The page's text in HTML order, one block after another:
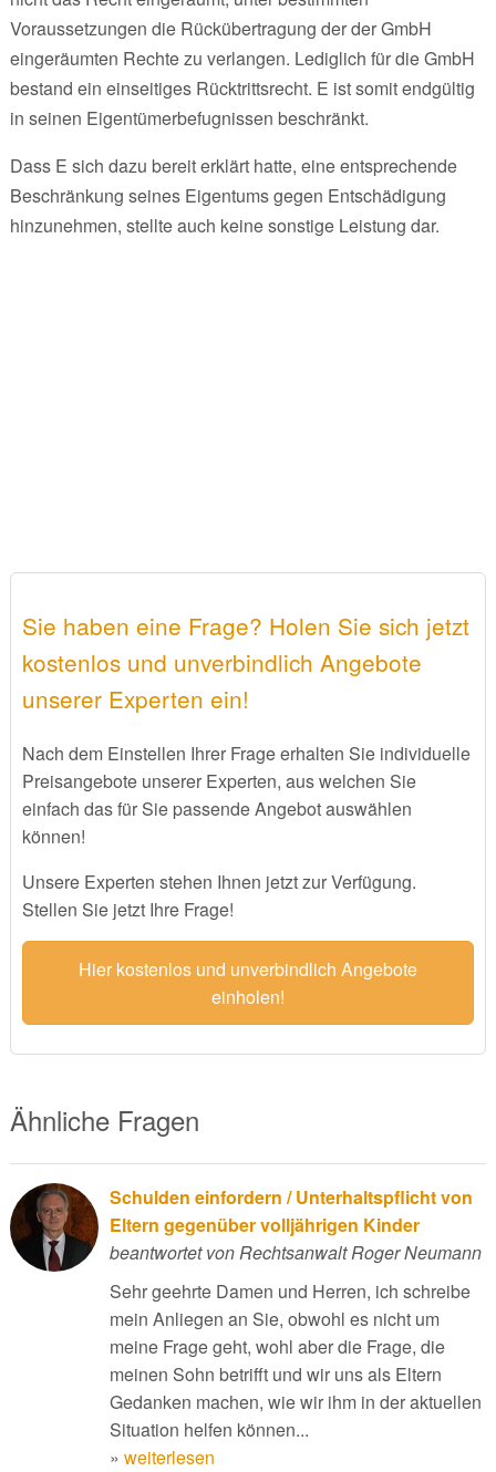
Voraussetzungen die Rückübertragung der der GmbH
eingeräumten Rechte zu verlangen. Lediglich für die GmbH
bestand ein einseitiges Rücktrittsrecht. E ist somit endgültig
in seinen Eigentümerbefugnissen beschränkt.
Dass E sich dazu bereit erklärt hatte, eine entsprechende
Beschränkung seines Eigentums gegen Entschädigung
hinzunehmen, stellte auch keine sonstige Leistung dar.
Sie haben eine Frage? Holen Sie sich jetzt
kostenlos und unverbindlich Angebote
unserer Experten ein!
Nach dem Einstellen Ihrer Frage erhalten Sie individuelle
Preisangebote unserer Experten, aus welchen Sie
einfach das für Sie passende Angebot auswählen
können!
Unsere Experten stehen Ihnen jetzt zur Verfügung.
Stellen Sie jetzt Ihre Frage!
Hier kostenlos und unverbindlich Angebote
einholen!
Ähnliche Fragen
Schulden einfordern / Unterhaltspflicht von
Eltern gegenüber volljährigen Kinder
beantwortet von Rechtsanwalt Roger Neumann
Sehr geehrte Damen und Herren, ich schreibe
mein Anliegen an Sie, obwohl es nicht um
meine Frage geht, wohl aber die Frage, die
meinen Sohn betrifft und wir uns als Eltern
Gedanken machen, wie wir ihm in der aktuellen
Situation helfen können...
» weiterlesen